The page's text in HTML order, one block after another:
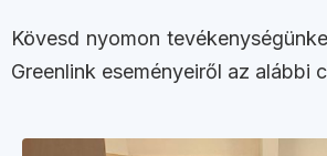
Kövesd nyomon
Greenlink eseményeiről az alábbi